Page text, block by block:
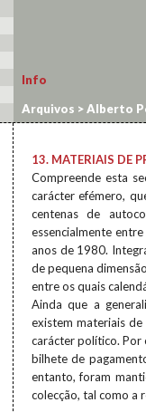
Info
Arquivos >Alberto
13. MATERIAIS DE
Compreende esta
carácter efémero,
centenas de
essencialmente
anos de 1980.
de pequena
entre os quais
Ainda que a
existem materiais
carácter político. Por
bilhete de
entanto, foram
colecção, tal como a